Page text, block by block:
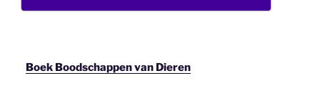
Boek Boodschappen van Dieren